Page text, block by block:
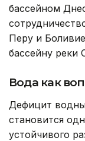
бассейном
Перу и
бассейну реки
Вода как
Дефицит
становится
устойчивого